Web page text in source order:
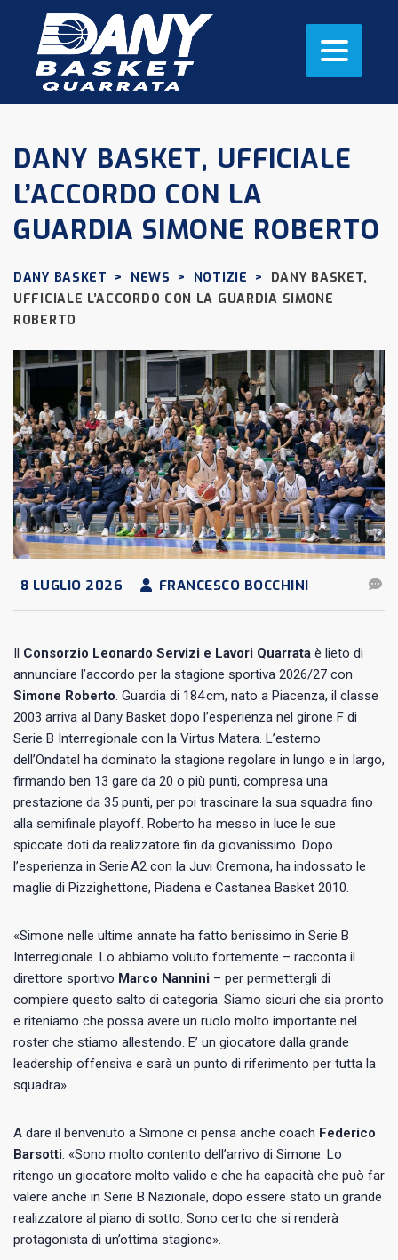
DANY BASKET, UFFICIALE
L’ACCORDO CON LA
GUARDIA SIMONE ROBERTO
DANY BASKET > NEWS > NOTIZIE >
DANY BASKET,
UFFICIALE L’ACCORDO CON LA GUARDIA SIMONE
ROBERTO
8 LUGLIO 2026 FRANCESCO BOCCHINI
Il Consorzio Leonardo Servizi e Lavori Quarrata è lieto di
annunciare l’accordo per la stagione sportiva 2026/27 con
Simone Roberto. Guardia di 184 cm, nato a Piacenza, il classe
2003 arriva al Dany Basket dopo l’esperienza nel girone F di
Serie B Interregionale con la Virtus Matera. L’esterno
dell’Ondatel ha dominato la stagione regolare in lungo e in largo,
firmando ben 13 gare da 20 o più punti, compresa una
prestazione da 35 punti, per poi trascinare la sua squadra fino
alla semifinale playoff. Roberto ha messo in luce le sue
spiccate doti da realizzatore fin da giovanissimo. Dopo
l’esperienza in Serie A2 con la Juvi Cremona, ha indossato le
maglie di Pizzighettone, Piadena e Castanea Basket 2010.
«Simone nelle ultime annate ha fatto benissimo in Serie B
Interregionale. Lo abbiamo voluto fortemente – racconta il
direttore sportivo Marco Nannini – per permettergli di
compiere questo salto di categoria. Siamo sicuri che sia pronto
e riteniamo che possa avere un ruolo molto importante nel
roster che stiamo allestendo. E’ un giocatore dalla grande
leadership offensiva e sarà un punto di riferimento per tutta la
squadra».
A dare il benvenuto a Simone ci pensa anche coach Federico
Barsotti. «Sono molto contento dell’arrivo di Simone. Lo
ritengo un giocatore molto valido e che ha capacità che può far
valere anche in Serie B Nazionale, dopo essere stato un grande
realizzatore al piano di sotto. Sono certo che si renderà
protagonista di un’ottima stagione».